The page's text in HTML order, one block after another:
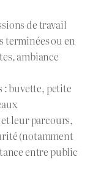
de travail
terminées ou en
ambiance
buvette, petite
leur parcours,
(notamment
entre public